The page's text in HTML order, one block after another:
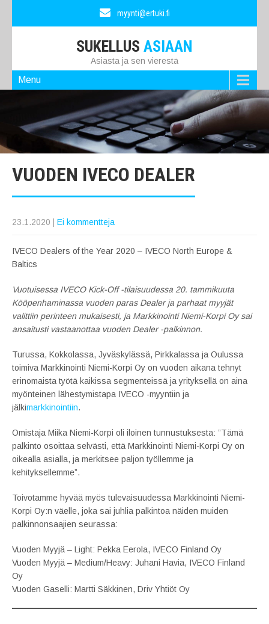
myynti@ertuki.fi
SUKELLUS ASIAAN
Asiasta ja sen vierestä
Menu
VUODEN IVECO DEALER
23.1.2020 Ei kommentteja
IVECO Dealers of the Year 2020 – IVECO North Europe &
Baltics
Vuotuisessa IVECO Kick-Off -tilaisuudessa 20. tammikuuta
Kööpenhaminassa vuoden paras Dealer ja parhaat myyjät
valittiin perinteen mukaisesti, ja Markkinointi Niemi-Korpi Oy sai
ansaitusti vastaanottaa vuoden Dealer -palkinnon.
Turussa, Kokkolassa, Jyväskylässä, Pirkkalassa ja Oulussa
toimiva Markkinointi Niemi-Korpi Oy on vuoden aikana tehnyt
erinomaista työtä kaikissa segmenteissä ja yrityksellä on aina
myönteinen lähestymistapa IVECO -myyntiin ja
jälkimarkkinointiin.
Omistaja Miika Niemi-Korpi oli iloinen tunnustuksesta: ”Tämä
palkinto osoittaa selvästi, että Markkinointi Niemi-Korpi Oy on
oikealla asialla, ja merkitsee paljon työllemme ja
kehityksellemme”.
Toivotamme hyvää myös tulevaisuudessa Markkinointi Niemi-
Korpi Oy:n väelle, joka sai juhlia palkintoa näiden muiden
palkinnonsaajien seurassa:
Vuoden Myyjä – Light: Pekka Eerola, IVECO Finland Oy
Vuoden Myyjä – Medium/Heavy: Juhani Havia, IVECO Finland
Oy
Vuoden Gaselli: Martti Säkkinen, Driv Yhtiöt Oy